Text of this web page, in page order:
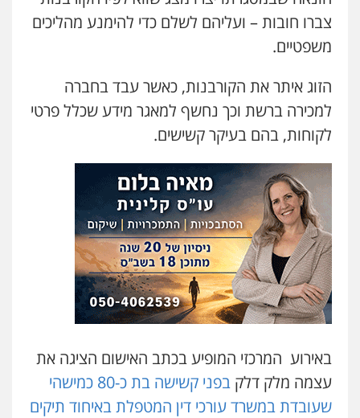
צברו חובות – ועליהם לשלם כדי להימנע מהליכים
משפטיים.
הזוג איתר את הקורבנות, כאשר עבד בחברה
למכירה ברשת וכך נחשף למאגר מידע שכלל פרטי
לקוחות, בהם בעיקר קשישים.
באירוע המרכזי המופיע בכתב האישום הציגה את
עצמה מלק דלק
בפני קשישה בת כ-80 כמישהי
שעובדת במשרד עורכי דין המטפלת באיחוד תיקים